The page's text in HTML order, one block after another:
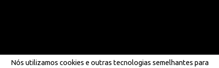
Nós utilizamos cookies e outras tecnologias semelhantes para